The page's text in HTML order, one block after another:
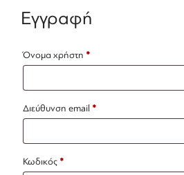
Εγγραφή
Όνομα χρήστη *Απαιτείται
Διεύθυνση email *Απαιτείται
Κωδικός *Απαιτείται